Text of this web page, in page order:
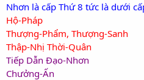
Nhơn là cấp Thứ 8 tức là dưới
Hộ-Pháp
Thượng-Phẩm, Thượng-Sanh
Thập-Nhị Thời-Quân
Tiếp Dẫn Đạo-Nhơn
Chưởng-Ấn